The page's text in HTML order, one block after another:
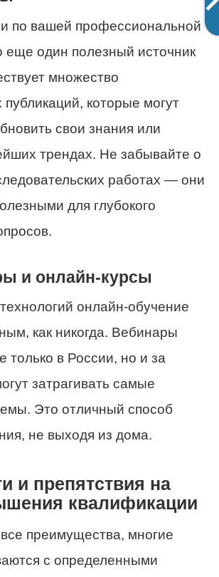
по вашей профессиональной
еще один полезный источник
множество
которые могут
свои знания или
трендах. Не забывайте о
работах — они
для глубокого
и онлайн-курсы
онлайн-обучение
как никогда. Вебинары
только в России, но и за
затрагивать самые
Это отличный способ
не выходя из дома.
и препятствия на
квалификации
преимущества, многие
с определенными